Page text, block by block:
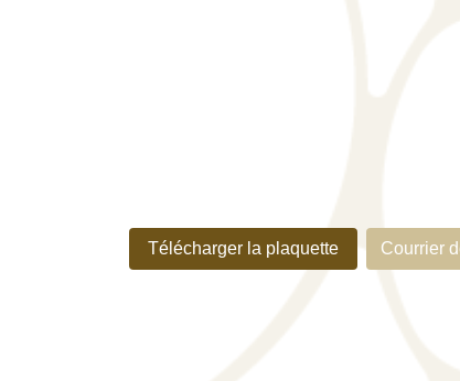
Télécharger la plaquette Courrier